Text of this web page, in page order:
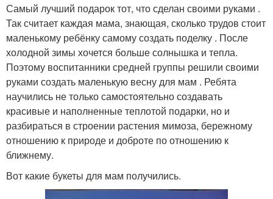
Самый лучший подарок тот, что сделан своими руками .
Так считает каждая мама, знающая, сколько трудов стоит
маленькому ребёнку самому создать поделку . После
холодной зимы хочется больше солнышка и тепла.
Поэтому воспитанники средней группы решили своими
руками создать маленькую весну для мам . Ребята
научились не только самостоятельно создавать
красивые и наполненные теплотой подарки, но и
разбираться в строении растения мимоза, бережному
отношению к природе и доброте по отношению к
ближнему.
Вот какие букеты для мам получились.